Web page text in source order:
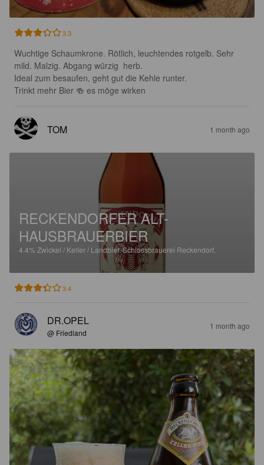
3.3
Wuchtige Schaumkrone. Rötlich, leuchtendes rotgelb. Sehr
mild. Malzig. Abgang würzig  herb.
Ideal zum besaufen, geht gut die Kehle runter.
Trinkt mehr Bier 🍻 es möge wirken
TOM 1 month ago
RECKENDORFER ALT-
HAUSBRAUERBIER
4.4% Zwickel / Keller / Landbier.Schlossbrauerei Reckendorf.
3.4
DR.OPEL
@ Friedland
1 month ago